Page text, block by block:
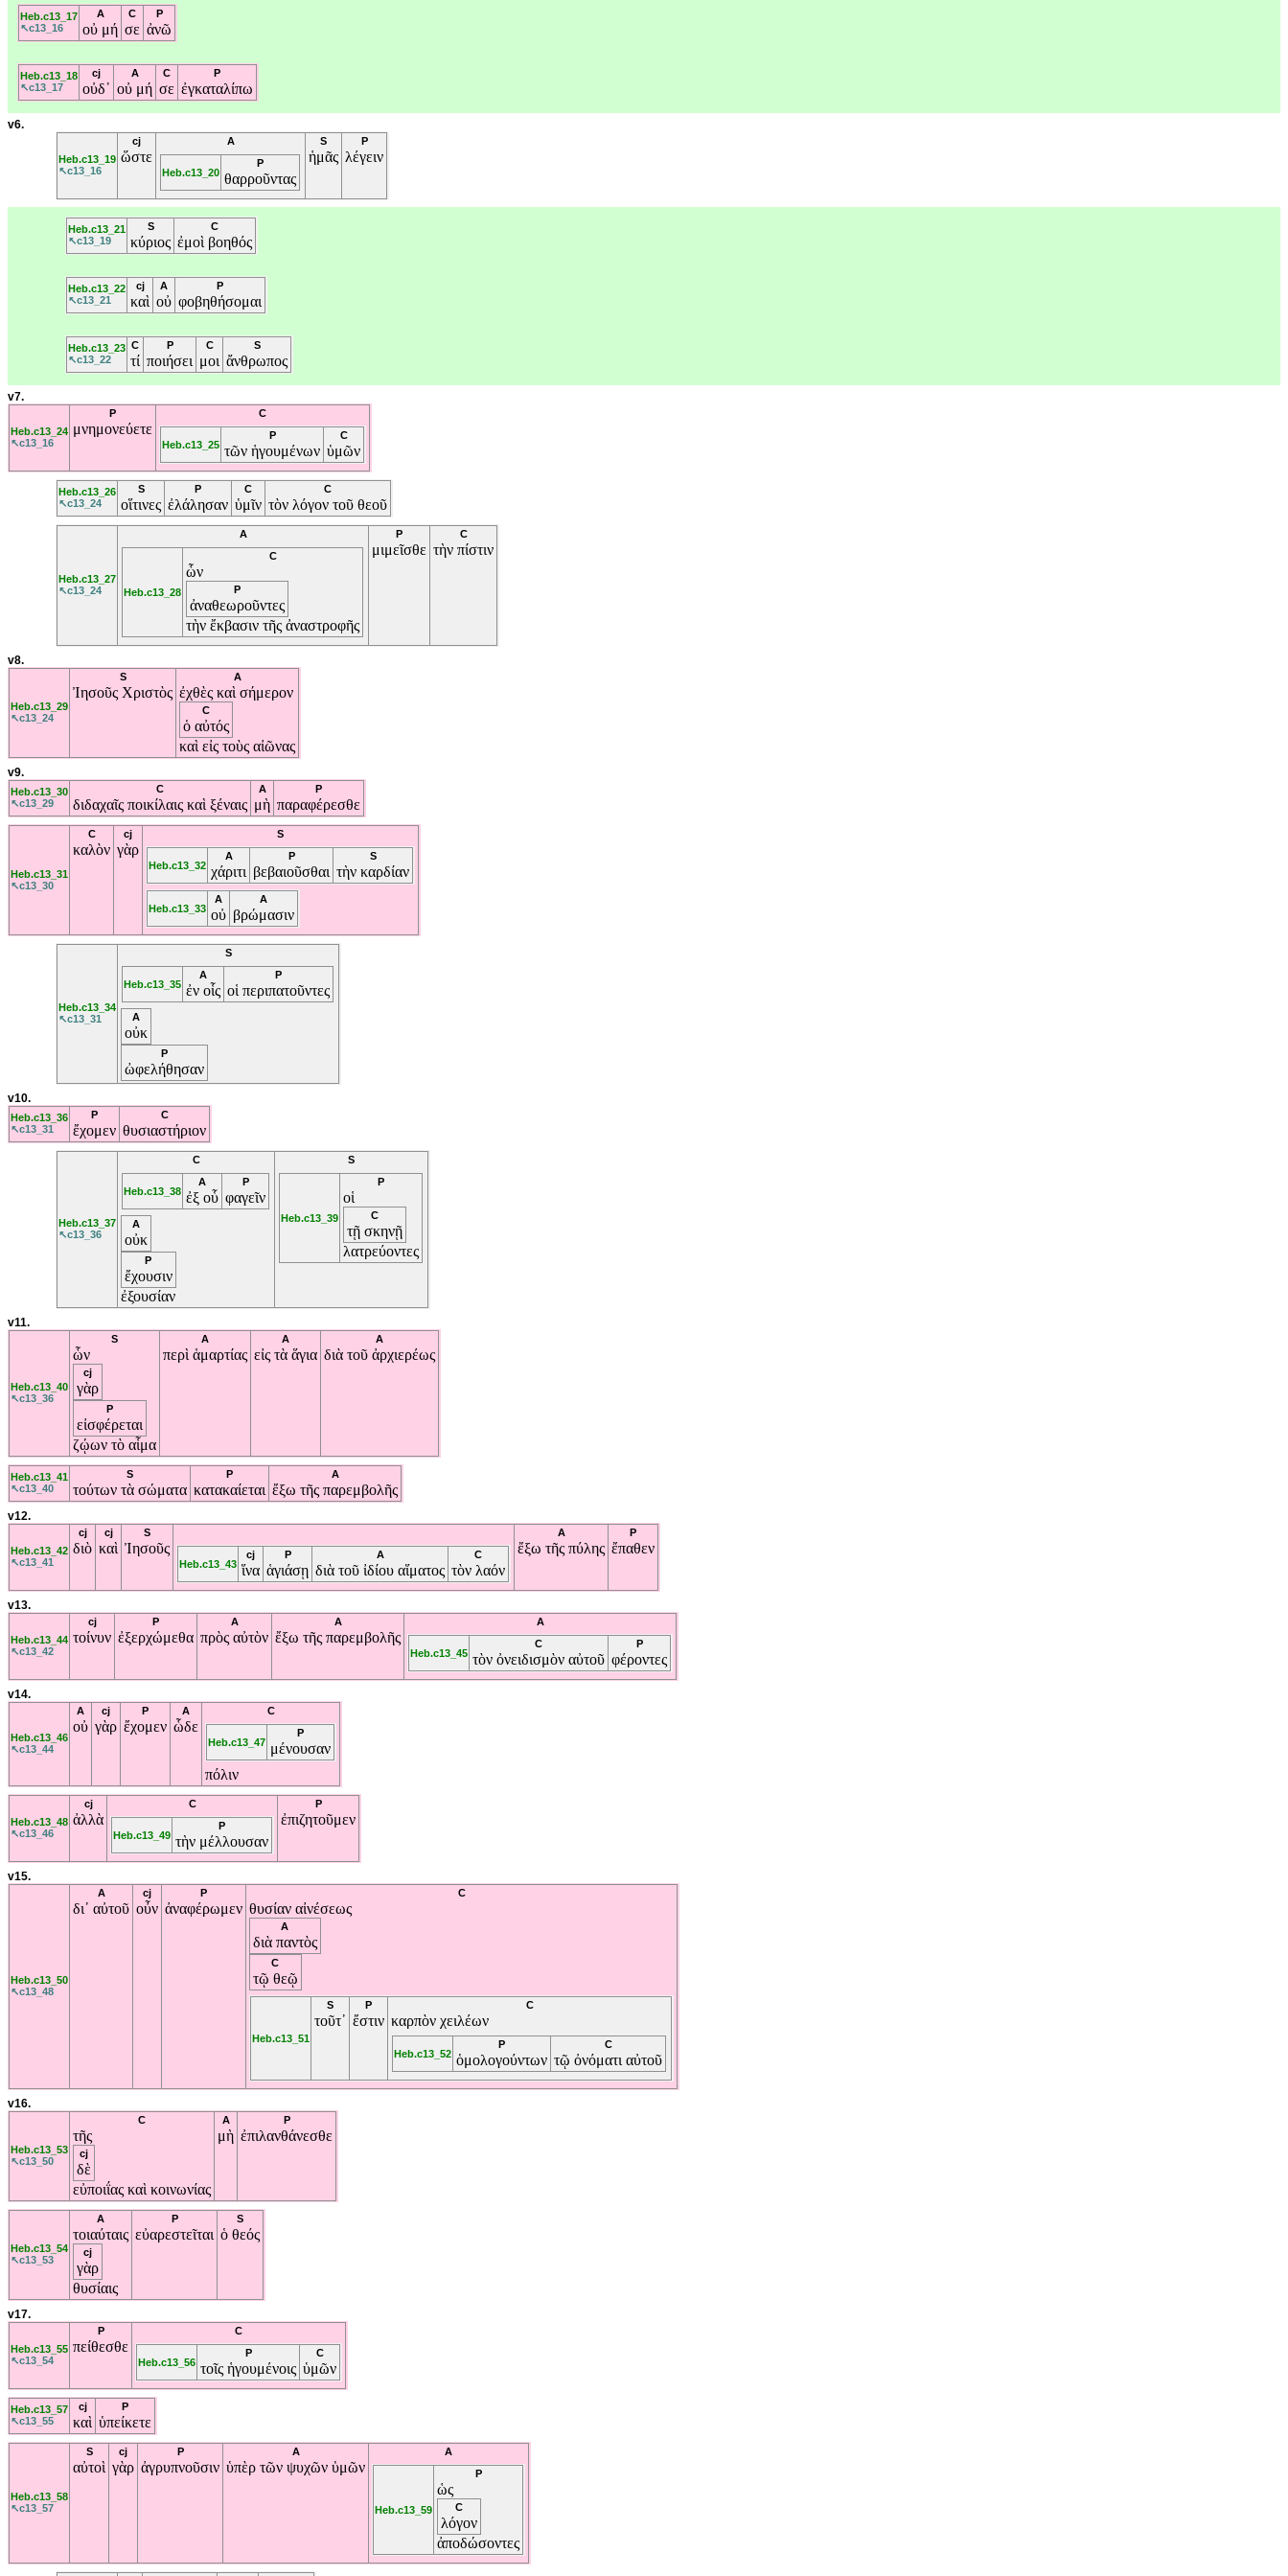
Heb.c13_17
↖c13_16
A
οὐ μή
C
σε
P
ἀνῶ
Heb.c13_18
↖c13_17
cj
οὐδ᾽
A
οὐ μή
C
σε
P
ἐγκαταλίπω
v6.
Heb.c13_19
↖c13_16
cj
ὥστε
A
Heb.c13_20
P
θαρροῦντας
S
ἡμᾶς
P
λέγειν
Heb.c13_21
↖c13_19
S
κύριος
C
ἐμοὶ βοηθός
Heb.c13_22
↖c13_21
cj
καὶ
A
οὐ
P
φοβηθήσομαι
Heb.c13_23
↖c13_22
C
τί
P
ποιήσει
C
μοι
S
ἄνθρωπος
v7.
Heb.c13_24
↖c13_16
P
μνημονεύετε
C
Heb.c13_25
P
τῶν ἡγουμένων
C
ὑμῶν
Heb.c13_26
↖c13_24
S
οἵτινες
P
ἐλάλησαν
C
ὑμῖν
C
τὸν λόγον τοῦ θεοῦ
Heb.c13_27
↖c13_24
A
Heb.c13_28
C
ὧν
P
ἀναθεωροῦντες
τὴν ἔκβασιν τῆς ἀναστροφῆς
P
μιμεῖσθε
C
τὴν πίστιν
v8.
Heb.c13_29
↖c13_24
S
Ἰησοῦς Χριστὸς
A
ἐχθὲς καὶ σήμερον
C
ὁ αὐτός
καὶ εἰς τοὺς αἰῶνας
v9.
Heb.c13_30
↖c13_29
C
διδαχαῖς ποικίλαις καὶ ξέναις
A
μὴ
P
παραφέρεσθε
Heb.c13_31
↖c13_30
C
καλὸν
cj
γὰρ
S
Heb.c13_32
A
χάριτι
P
βεβαιοῦσθαι
S
τὴν καρδίαν
Heb.c13_33
A
οὐ
A
βρώμασιν
Heb.c13_34
↖c13_31
S
Heb.c13_35
A
ἐν οἷς
P
οἱ περιπατοῦντες
A
οὐκ
P
ὠφελήθησαν
v10.
Heb.c13_36
↖c13_31
P
ἔχομεν
C
θυσιαστήριον
Heb.c13_37
↖c13_36
C
Heb.c13_38
A
ἐξ οὗ
P
φαγεῖν
A
οὐκ
P
ἔχουσιν
ἐξουσίαν
S
Heb.c13_39
P
οἱ
C
τῇ σκηνῇ
λατρεύοντες
v11.
Heb.c13_40
↖c13_36
S
ὧν
cj
γὰρ
P
εἰσφέρεται
ζῴων τὸ αἷμα
A
περὶ ἁμαρτίας
A
εἰς τὰ ἅγια
A
διὰ τοῦ ἀρχιερέως
Heb.c13_41
↖c13_40
S
τούτων τὰ σώματα
P
κατακαίεται
A
ἔξω τῆς παρεμβολῆς
v12.
Heb.c13_42
↖c13_41
cj
διὸ
cj
καὶ
S
Ἰησοῦς
Heb.c13_43
cj
ἵνα
P
ἁγιάσῃ
A
διὰ τοῦ ἰδίου αἵματος
C
τὸν λαόν
A
ἔξω τῆς πύλης
P
ἔπαθεν
v13.
Heb.c13_44
↖c13_42
cj
τοίνυν
P
ἐξερχώμεθα
A
πρὸς αὐτὸν
A
ἔξω τῆς παρεμβολῆς
A
Heb.c13_45
C
τὸν ὀνειδισμὸν αὐτοῦ
P
φέροντες
v14.
Heb.c13_46
↖c13_44
A
οὐ
cj
γὰρ
P
ἔχομεν
A
ὧδε
C
Heb.c13_47
P
μένουσαν
πόλιν
Heb.c13_48
↖c13_46
cj
ἀλλὰ
C
Heb.c13_49
P
τὴν μέλλουσαν
P
ἐπιζητοῦμεν
v15.
Heb.c13_50
↖c13_48
A
δι᾽ αὐτοῦ
cj
οὖν
P
ἀναφέρωμεν
C
θυσίαν αἰνέσεως
A
διὰ παντὸς
C
τῷ θεῷ
Heb.c13_51
S
τοῦτ᾽
P
ἔστιν
C
καρπὸν χειλέων
Heb.c13_52
P
ὁμολογούντων
C
τῷ ὀνόματι αὐτοῦ
v16.
Heb.c13_53
↖c13_50
C
τῆς
cj
δὲ
εὐποιΐας καὶ κοινωνίας
A
μὴ
P
ἐπιλανθάνεσθε
Heb.c13_54
↖c13_53
A
τοιαύταις
cj
γὰρ
θυσίαις
P
εὐαρεστεῖται
S
ὁ θεός
v17.
Heb.c13_55
↖c13_54
P
πείθεσθε
C
Heb.c13_56
P
τοῖς ἡγουμένοις
C
ὑμῶν
Heb.c13_57
↖c13_55
cj
καὶ
P
ὑπείκετε
Heb.c13_58
↖c13_57
S
αὐτοὶ
cj
γὰρ
P
ἀγρυπνοῦσιν
A
ὑπὲρ τῶν ψυχῶν ὑμῶν
A
Heb.c13_59
P
ὡς
C
λόγον
ἀποδώσοντες